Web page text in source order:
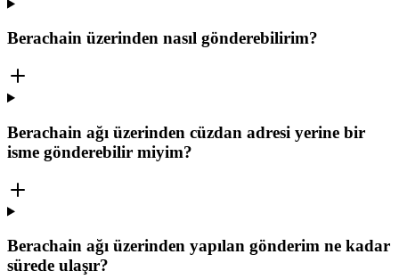
Berachain üzerinden nasıl gönderebilirim?
Berachain ağı üzerinden cüzdan adresi yerine bir
isme gönderebilir miyim?
Berachain ağı üzerinden yapılan gönderim ne kadar
sürede ulaşır?